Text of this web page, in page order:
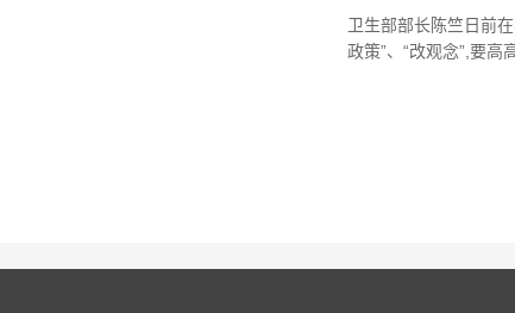
卫生部部长陈竺日前
政策”、“改观念”,要